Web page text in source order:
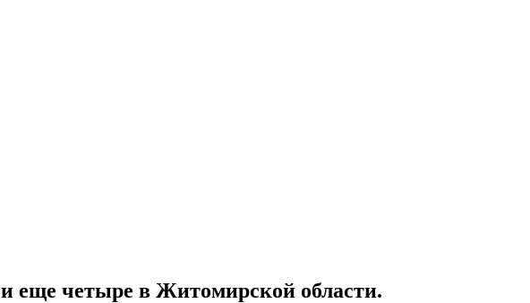
еще четыре в Житомирской области.